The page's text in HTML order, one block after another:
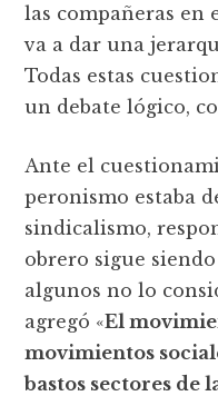
las compañeras en
va a dar una
Todas estas
un debate lógico,
Ante el
peronismo estaba
sindicalismo,
obrero sigue
algunos no lo
agregó «El
movimientos
bastos sectores de